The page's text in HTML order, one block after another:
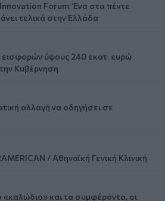
Forum: Ένα στα πέντε
τελικά στην Ελλάδα
ύψους 240 εκατ. ευρώ
Κυβέρνηση
αλλαγή να οδηγήσει σε
/ Αθηναϊκή Γενική Κλινική
και τα συμφέροντα, οι